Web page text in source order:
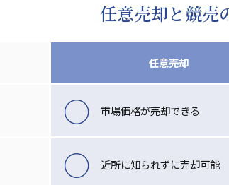
任意売却と競売
任意売却
○ 市場価格が売却できる
○ 近所に知られずに売却可能